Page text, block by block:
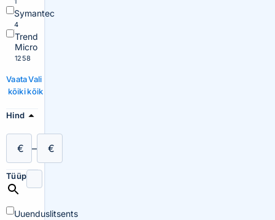
Symantec
4
Trend
Micro
1258
Vaata
kõiki
Vali
kõik
Hind
€ – €
Tüüp
Uuenduslitsents